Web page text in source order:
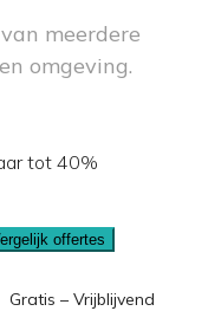
meerdere
en omgeving.
tot 40%
offertes
Gratis – Vrijblijvend